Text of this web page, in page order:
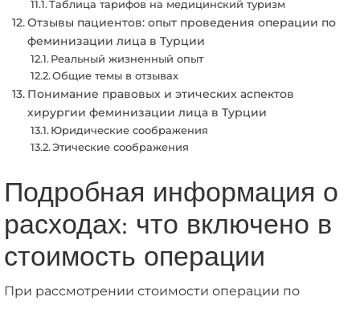
Таблица тарифов на медицинский туризм
Отзывы пациентов: опыт проведения операции по
феминизации лица в Турции
Реальный жизненный опыт
Общие темы в отзывах
Понимание правовых и этических аспектов
хирургии феминизации лица в Турции
Юридические соображения
Этические соображения
Подробная информация о
расходах: что включено в
стоимость операции
При рассмотрении стоимости операции по